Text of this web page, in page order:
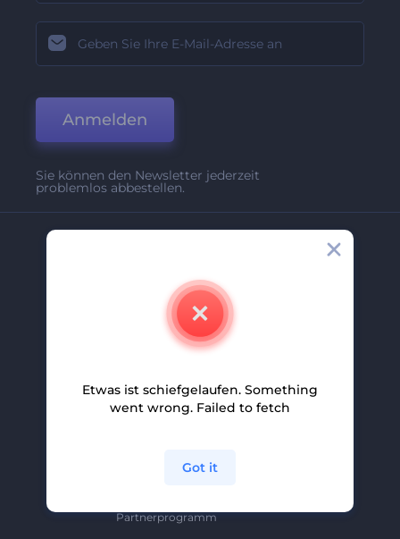
Anmelden
Sie können den Newsletter jederzeit
problemlos abbestellen.
Partnerprogramm
Partnerprogramm
Etwas ist schiefgelaufen. Something
went wrong. Failed to fetch
Got it